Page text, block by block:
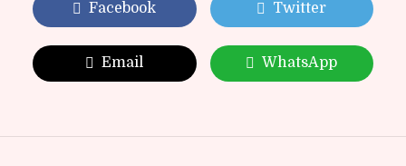
Facebook Twitter
Email WhatsApp